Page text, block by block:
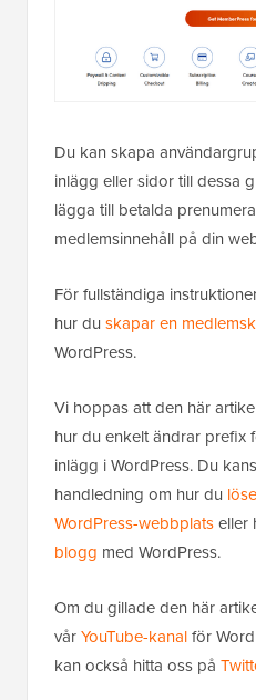
Du kan skapa
inlägg eller sidor till dessa
lägga till betalda
medlemsinnehåll på din
För fullständiga
hur du skapar en
WordPress.
Vi hoppas att den här
hur du enkelt ändrar prefix
inlägg i WordPress. Du
handledning om hur du
WordPress-webbplatseller
blogg med WordPress.
Om du gillade den här
vårYouTube-kanalför
kan också hitta oss på